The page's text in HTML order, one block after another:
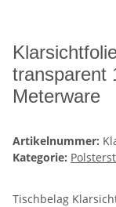
transparent
Meterware
Artikelnummer:
Kategorie:
Tischbelag